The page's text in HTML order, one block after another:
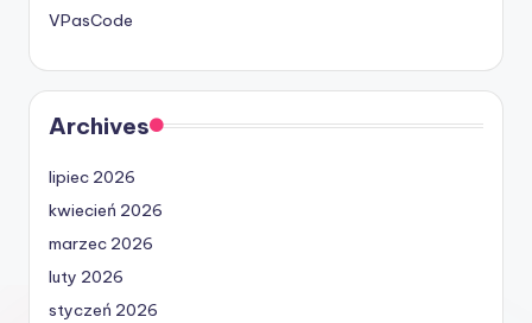
VPasCode
Archives
lipiec 2026
kwiecień 2026
marzec 2026
luty 2026
styczeń 2026